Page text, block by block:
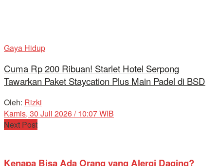
Gaya Hidup
Cuma Rp 200 Ribuan! Starlet Hotel Serpong
Tawarkan Paket Staycation Plus Main Padel di BSD
Oleh: Rizki
Kamis, 30 Juli 2026 / 10:07 WIB
Next Post
Kenapa Bisa Ada Orang yang Alergi Daging?